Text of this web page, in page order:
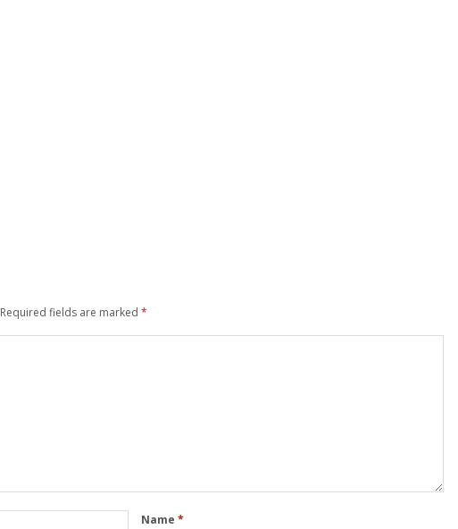
Required fields are marked *
Name *